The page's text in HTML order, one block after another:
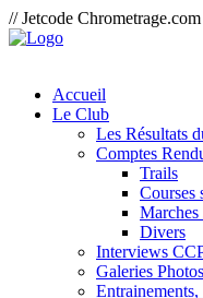
// Jetcode
Accueil
Le Club
Les Résultats
Comptes
Trails
Courses
Marches
Divers
Interviews
Galeries Photos